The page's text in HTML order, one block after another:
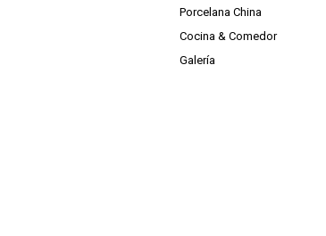
Porcelana China
Cocina & Comedor
Galería